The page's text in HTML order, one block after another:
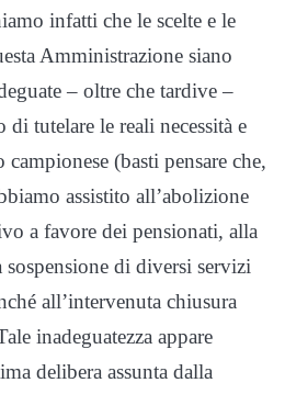
infatti che le scelte e le
Amministrazione siano
– oltre che tardive –
tutelare le reali necessità e
(basti pensare che,
assistito all’abolizione
a favore dei pensionati, alla
sospensione di diversi servizi
all’intervenuta chiusura
inadeguatezza appare
delibera assunta dalla